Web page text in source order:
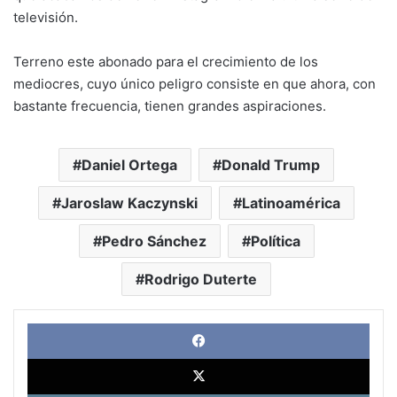
televisión.
Terreno este abonado para el crecimiento de los
mediocres, cuyo único peligro consiste en que ahora, con
bastante frecuencia, tienen grandes aspiraciones.
Daniel Ortega Donald Trump
Jaroslaw Kaczynski Latinoamérica
Pedro Sánchez Política
Rodrigo Duterte
X